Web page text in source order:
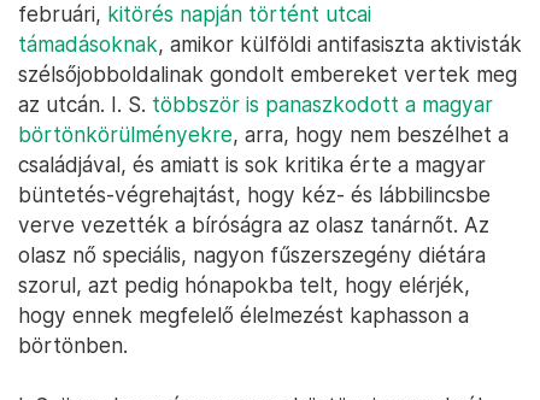
februári, kitörés napján történt utcai
támadásoknak, amikor külföldi antifasiszta aktivisták
szélsőjobboldalinak gondolt embereket vertek meg
az utcán. I. S. többször is panaszkodott a magyar
börtönkörülményekre, arra, hogy nem beszélhet a
családjával, és amiatt is sok kritika érte a magyar
büntetés-végrehajtást, hogy kéz- és lábbilincsbe
verve vezették a bíróságra az olasz tanárnőt. Az
olasz nő speciális, nagyon fűszerszegény diétára
szorul, azt pedig hónapokba telt, hogy elérjék,
hogy ennek megfelelő élelmezést kaphasson a
börtönben.